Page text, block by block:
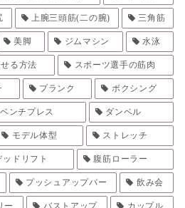
上腕三頭筋(二の腕) 三角筋
美脚 ジムマシン 水泳
る方法 スポーツ選手の筋肉
プランク ボクシング
ベンチプレス ダンベル
モデル体型 ストレッチ
ッドリフト 腹筋ローラー
プッシュアップバー 飲み会
ー バストアップ カップル